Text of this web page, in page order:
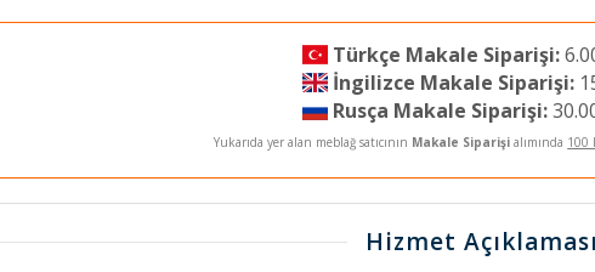
Türkçe Makale Siparişi:
İngilizce Makale Siparişi:
Rusça Makale Siparişi:
Yukarıda yer alan meblağ satıcının Makale Siparişi alımında 100
Hizmet Açıklaması